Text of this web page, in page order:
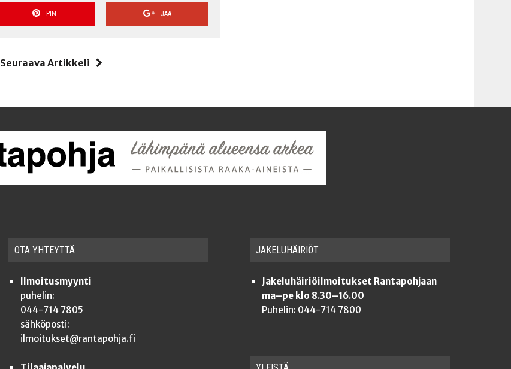
PIN JAA
Seuraava Artikkeli
OTA YHTEYT­TÄ
Ilmoitusmyynti
puhelin:
044-714 7805
sähköposti:
ilmoitukset@rantapohja.fi
JAKE­LU­HÄI­RIÖT
Jakeluhäiriöilmoitukset Rantapohjaan
ma–pe klo 8.30–16.00
Puhelin: 044-714 7800